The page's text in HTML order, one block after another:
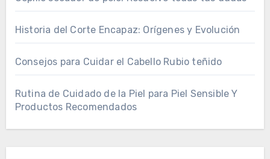
Historia del Corte Encapaz: Orígenes y Evolución
Consejos para Cuidar el Cabello Rubio teñido
Rutina de Cuidado de la Piel para Piel Sensible Y
Productos Recomendados